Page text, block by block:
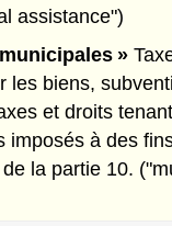
assistance")
»
les biens,
et droits
imposés à des
la partie 10.